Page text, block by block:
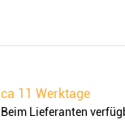
ca 11 Werktage
Beim Lieferanten